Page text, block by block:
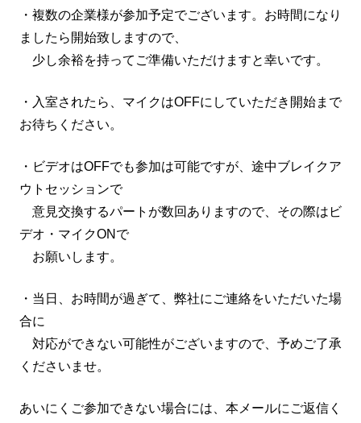
・複数の企業様が参加予定でございます。お時間になり
ましたら開始致しますので、
少し余裕を持ってご準備いただけますと幸いです。
・入室されたら、マイクはOFFにしていただき開始まで
お待ちください。
・ビデオはOFFでも参加は可能ですが、途中ブレイクア
ウトセッションで
意見交換するパートが数回ありますので、その際はビ
デオ・マイクONで
お願いします。
・当日、お時間が過ぎて、弊社にご連絡をいただいた場
合に
対応ができない可能性がございますので、予めご了承
くださいませ。
あいにくご参加できない場合には、本メールにご返信く